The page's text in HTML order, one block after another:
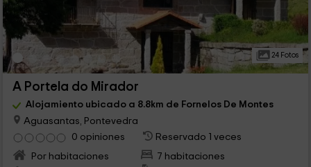
24 Fotos
A Portela do Mirador
Alojamiento ubicado a 8.8km de Fornelos De Montes
Aguasantas, Pontevedra
0 opiniones
Reservado 1 veces
Por habitaciones
7 habitaciones